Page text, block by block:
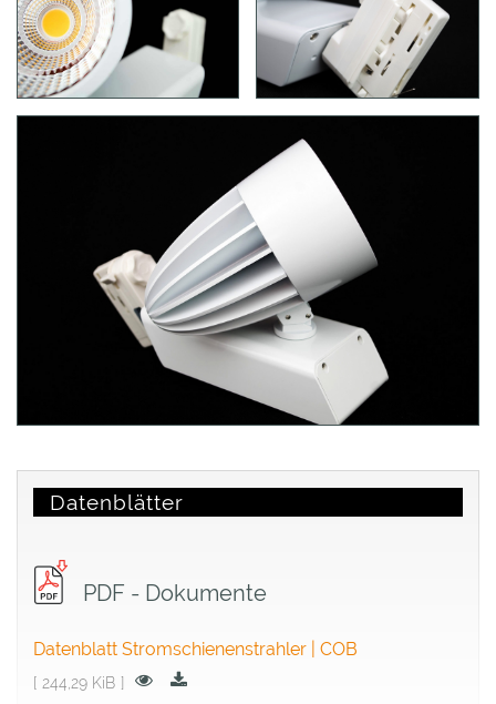
Datenblätter
PDF - Dokumente
Datenblatt Stromschienenstrahler | COB
244,29 KiB